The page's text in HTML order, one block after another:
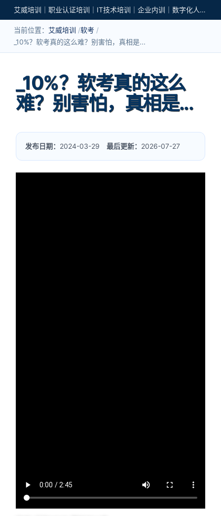
艾威培训｜职业认证培训｜IT技术培训｜企业内训｜数字化人才培养
当前位置： 艾威培训 软考
_10%？软考真的这么难？别害怕，真相是...
_10%？软考真的这么
难？别害怕，真相是...
发布日期： 2024-03-29最后更新： 2026-07-27